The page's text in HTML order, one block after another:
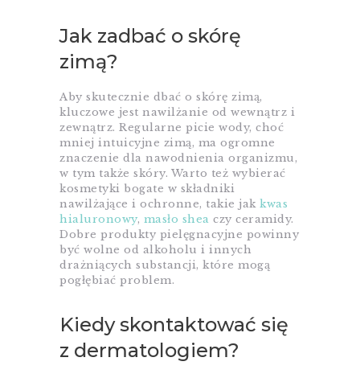
Jak zadbać o skórę
zimą?
Aby skutecznie dbać o skórę zimą,
kluczowe jest nawilżanie od wewnątrz i
zewnątrz. Regularne picie wody, choć
mniej intuicyjne zimą, ma ogromne
znaczenie dla nawodnienia organizmu,
w tym także skóry. Warto też wybierać
kosmetyki bogate w składniki
nawilżające i ochronne, takie jak kwas
hialuronowy, masło shea czy ceramidy.
Dobre produkty pielęgnacyjne powinny
być wolne od alkoholu i innych
drażniących substancji, które mogą
pogłębiać problem.
Kiedy skontaktować się
z dermatologiem?